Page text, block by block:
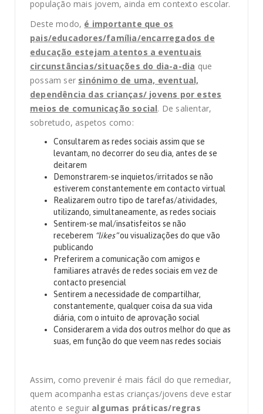
população mais jovem, ainda em contexto escolar.
Deste modo, é importante que os
pais/educadores/família/encarregados de
educação estejam atentos a eventuais
circunstâncias/situações do dia-a-dia que
possam ser sinónimo de uma, eventual,
dependência das crianças/ jovens por estes
meios de comunicação social. De salientar,
sobretudo, aspetos como:
Consultarem as redes sociais assim que se
levantam, no decorrer do seu dia, antes de se
deitarem
Demonstrarem-se inquietos/irritados se não
estiverem constantemente em contacto virtual
Realizarem outro tipo de tarefas/atividades,
utilizando, simultaneamente, as redes sociais
Sentirem-se mal/insatisfeitos se não
receberem “likes”ou visualizações do que vão
publicando
Preferirem a comunicação com amigos e
familiares através de redes sociais em vez de
contacto presencial
Sentirem a necessidade de compartilhar,
constantemente, qualquer coisa da sua vida
diária, com o intuito de aprovação social
Considerarem a vida dos outros melhor do que as
suas, em função do que veem nas redes sociais
Assim, como prevenir é mais fácil do que remediar,
quem acompanha estas crianças/jovens deve estar
atento e seguir algumas práticas/regras